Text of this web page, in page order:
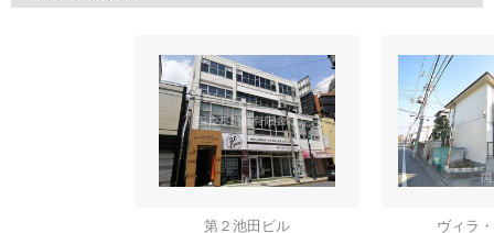
第２池田ビル
ヴィラ